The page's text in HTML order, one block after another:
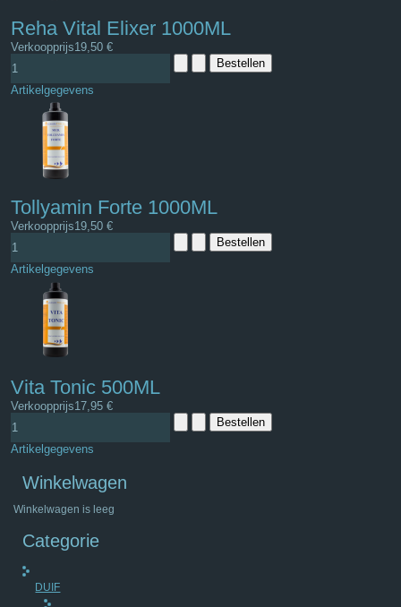
Reha Vital Elixer 1000ML
Verkoopprijs19,50 €
Artikelgegevens
Tollyamin Forte 1000ML
Verkoopprijs19,50 €
Artikelgegevens
Vita Tonic 500ML
Verkoopprijs17,95 €
Artikelgegevens
Winkelwagen
Winkelwagen is leeg
Categorie
DUIF